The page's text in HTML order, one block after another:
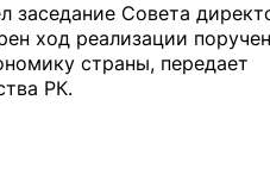
заседание Совета
ход реализации
страны, передает
РК.